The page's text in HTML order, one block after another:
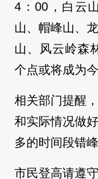
4：00，白云
山、帽峰山、
山、风云岭森
个点或将成为
相关部门提醒
和实际情况做
多的时间段错峰
市民登高请遵